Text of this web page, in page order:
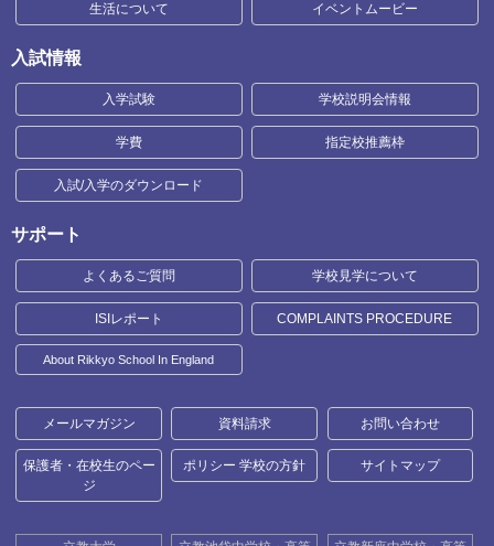
生活について イベントムービー
入試情報
入学試験 学校説明会情報
学費 指定校推薦枠
入試/入学のダウンロード
サポート
よくあるご質問 学校見学について
ISIレポート COMPLAINTS PROCEDURE
About Rikkyo School In England
メールマガジン 資料請求 お問い合わせ
保護者・在校生のペー
ジ
ポリシー 学校の方針 サイトマップ